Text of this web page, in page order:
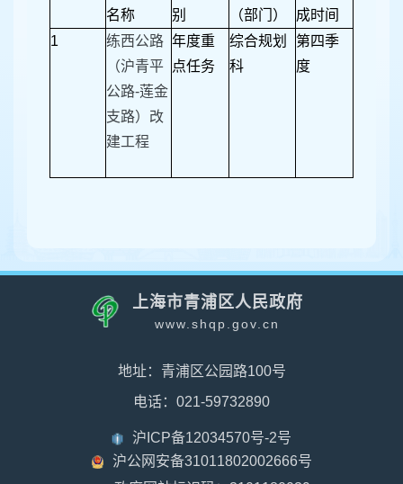
名称
别
（部门）
成时间
1
练西公路
（沪青平
公路-莲金
支路）改
建工程
年度重
点任务
综合规划
科
第四季
度
上海市青浦区人民政府
www.shqp.gov.cn
地址：青浦区公园路100号
电话：021-59732890
沪ICP备12034570号-2号
沪公网安备31011802002666号